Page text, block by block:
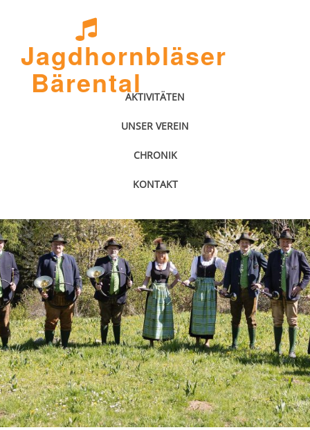
Jagdhornbläser
BärentalAKTIVITÄTEN
UNSER VEREIN
CHRONIK
KONTAKT